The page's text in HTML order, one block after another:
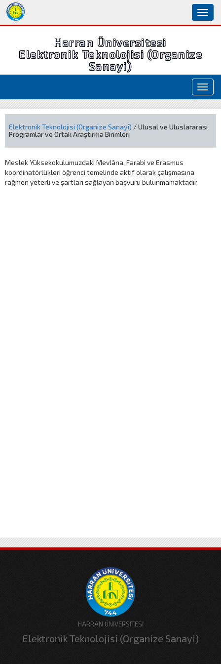
Harran Üniversitesi
Elektronik Teknolojisi (Organize
Sanayi)
Elektronik Teknolojisi (Organize Sanayi) / Ulusal ve Uluslararası
Programlar ve Ortak Araştırma Birimleri
Meslek Yüksekokulumuzdaki Mevlâna, Farabi ve Erasmus
koordinatörlükleri öğrenci temelinde aktif olarak çalışmasına
rağmen yeterli ve şartları sağlayan başvuru bulunmamaktadır.
HARRAN ÜNİVERSİTESİ
Elektronik Teknolojisi (Organize Sanayi)